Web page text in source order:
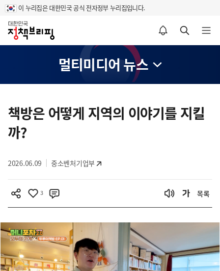
이 누리집은 대한민국 공식 전자정부 누리집입니다.
홈
알림설정 바로가기 검색 바로가기 메뉴 열기
멀티미디어 뉴스
텐
츠
영
책방은 어떻게 지역의 이야기를 지킬
까?
2026.06.09 중소벤처기업부
3 목록